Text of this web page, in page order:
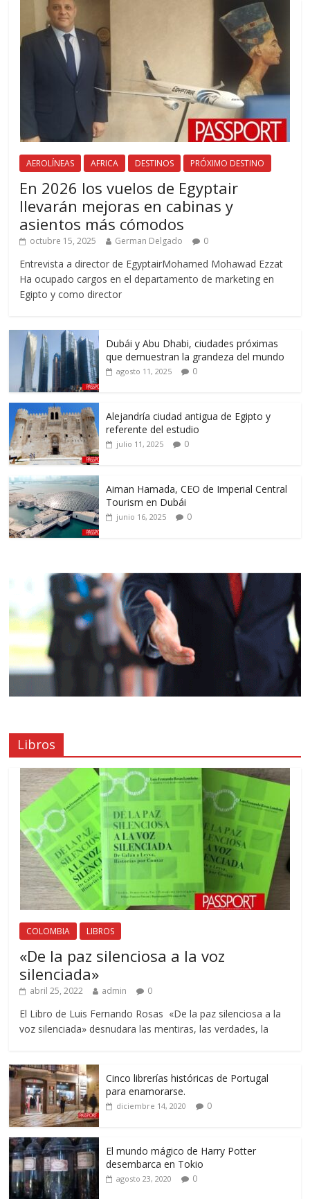
AEROLÍNEAS AFRICA DESTINOS PRÓXIMO DESTINO
En 2026 los vuelos de Egyptair
llevarán mejoras en cabinas y
asientos más cómodos
octubre 15, 2025 German Delgado 0
Entrevista a director de EgyptairMohamed Mohawad Ezzat
Ha ocupado cargos en el departamento de marketing en
Egipto y como director
Dubái y Abu Dhabi, ciudades próximas
que demuestran la grandeza del mundo
agosto 11, 2025 0
Alejandría ciudad antigua de Egipto y
referente del estudio
julio 11, 2025 0
Aiman Hamada, CEO de Imperial Central
Tourism en Dubái
junio 16, 2025 0
Libros
COLOMBIA LIBROS
«De la paz silenciosa a la voz
silenciada»
abril 25, 2022 admin 0
El Libro de Luis Fernando Rosas «De la paz silenciosa a la
voz silenciada» desnudara las mentiras, las verdades, la
Cinco librerías históricas de Portugal
para enamorarse.
diciembre 14, 2020 0
El mundo mágico de Harry Potter
desembarca en Tokio
agosto 23, 2020 0